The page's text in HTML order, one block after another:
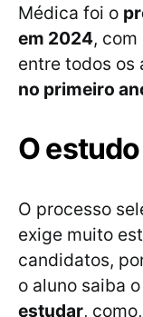
Médica foi o
em 2024, com
entre todos os
no primeiro
O
O processo
exige muito
candidatos,
o aluno saiba o
estudar,